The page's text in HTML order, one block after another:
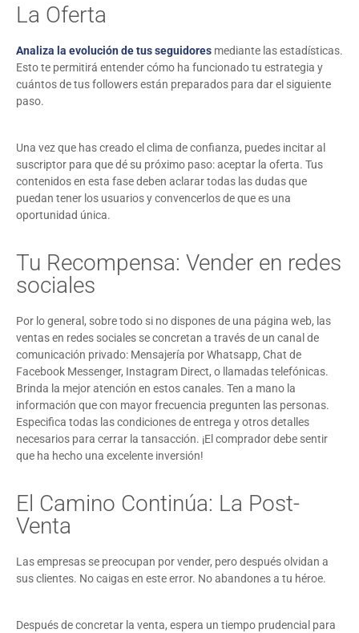
La Oferta
Analiza la evolución de tus seguidores mediante las estadísticas.
Esto te permitirá entender cómo ha funcionado tu estrategia y
cuántos de tus followers están preparados para dar el siguiente
paso.
Una vez que has creado el clima de confianza, puedes incitar al
suscriptor para que dé su próximo paso: aceptar la oferta. Tus
contenidos en esta fase deben aclarar todas las dudas que
puedan tener los usuarios y convencerlos de que es una
oportunidad única.
Tu Recompensa: Vender en redes
sociales
Por lo general, sobre todo si no dispones de una página web, las
ventas en redes sociales se concretan a través de un canal de
comunicación privado: Mensajería por Whatsapp, Chat de
Facebook Messenger, Instagram Direct, o llamadas telefónicas.
Brinda la mejor atención en estos canales. Ten a mano la
información que con mayor frecuencia pregunten las personas.
Especifica todas las condiciones de entrega y otros detalles
necesarios para cerrar la tansacción. ¡El comprador debe sentir
que ha hecho una excelente inversión!
El Camino Continúa: La Post-
Venta
Las empresas se preocupan por vender, pero después olvidan a
sus clientes. No caigas en este error. No abandones a tu héroe.
Después de concretar la venta, espera un tiempo prudencial para